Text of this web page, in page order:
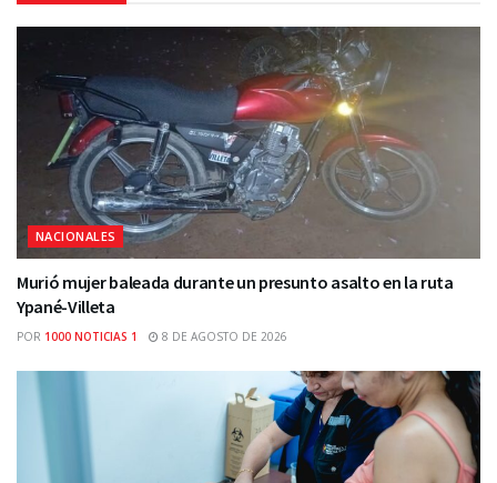
NACIONALES
Murió mujer baleada durante un presunto asalto en la ruta
Ypané-Villeta
POR 1000 NOTICIAS 1 8 DE AGOSTO DE 2026